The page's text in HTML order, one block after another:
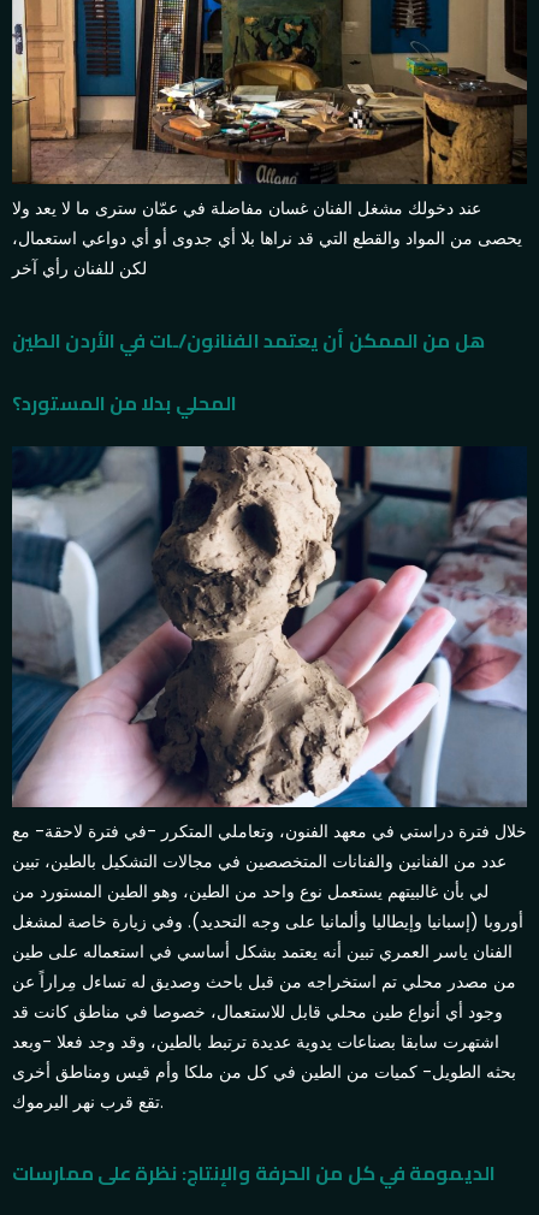
عند دخولك مشغل الفنان غسان مفاضلة في عمّان سترى ما لا يعد ولا
يحصى من المواد والقطع التي قد نراها بلا أي جدوى أو أي دواعي استعمال،
لكن للفنان رأي آخر
هل من الممكن أن يعتمد الفنانون/ـات في الأردن الطين
المحلي بدلا من المستورد؟
خلال فترة دراستي في معهد الفنون، وتعاملي المتكرر -في فترة لاحقة- مع
عدد من الفنانين والفنانات المتخصصين في مجالات التشكيل بالطين، تبين
لي بأن غالبيتهم يستعمل نوع واحد من الطين، وهو الطين المستورد من
أوروبا (إسبانيا وإيطاليا وألمانيا على وجه التحديد). وفي زيارة خاصة لمشغل
الفنان ياسر العمري تبين أنه يعتمد بشكل أساسي في استعماله على طين
من مصدر محلي تم استخراجه من قبل باحث وصديق له تساءل مِراراً عن
وجود أي أنواع طين محلي قابل للاستعمال، خصوصا في مناطق كانت قد
اشتهرت سابقا بصناعات يدوية عديدة ترتبط بالطين، وقد وجد فعلا -وبعد
بحثه الطويل- كميات من الطين في كل من ملكا وأم قيس ومناطق أخرى
تقع قرب نهر اليرموك.
الديمومة في كل من الحرفة والإنتاج: نظرة على ممارسات